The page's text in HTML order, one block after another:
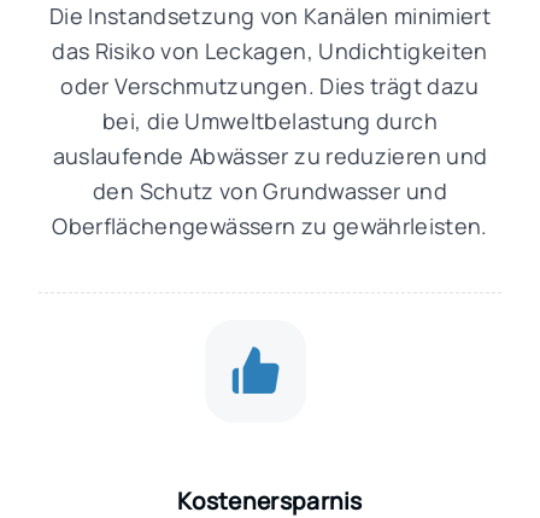
Die Instandsetzung von Kanälen minimiert
das Risiko von Leckagen, Undichtigkeiten
oder Verschmutzungen. Dies trägt dazu
bei, die Umweltbelastung durch
auslaufende Abwässer zu reduzieren und
den Schutz von Grundwasser und
Oberflächengewässern zu gewährleisten.
Kostenersparnis